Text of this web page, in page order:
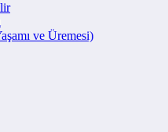
ve Üremesi)